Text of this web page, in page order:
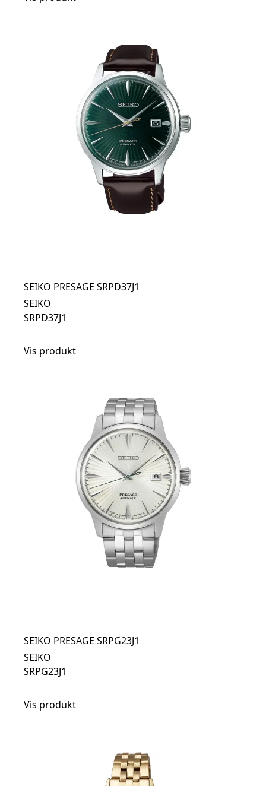
SEIKO PRESAGE SRPD37J1
SEIKO
SRPD37J1
Vis produkt
SEIKO PRESAGE SRPG23J1
SEIKO
SRPG23J1
Vis produkt